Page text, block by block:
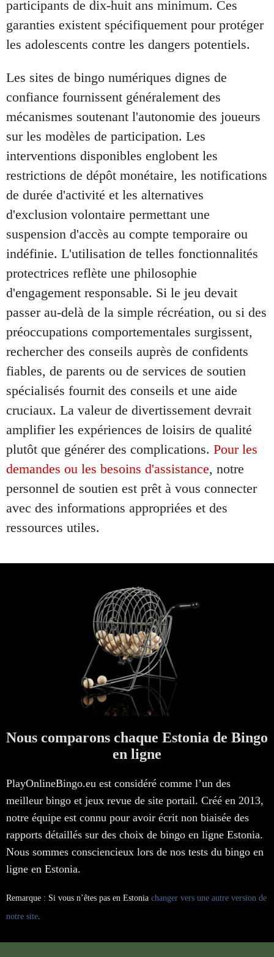
participants de dix-huit ans minimum. Ces
garanties existent spécifiquement pour protéger
les adolescents contre les dangers potentiels.
Les sites de bingo numériques dignes de
confiance fournissent généralement des
mécanismes soutenant l'autonomie des joueurs
sur les modèles de participation. Les
interventions disponibles englobent les
restrictions de dépôt monétaire, les notifications
de durée d'activité et les alternatives
d'exclusion volontaire permettant une
suspension d'accès au compte temporaire ou
indéfinie. L'utilisation de telles fonctionnalités
protectrices reflète une philosophie
d'engagement responsable. Si le jeu devait
passer au-delà de la simple récréation, ou si des
préoccupations comportementales surgissent,
rechercher des conseils auprès de confidents
fiables, de parents ou de services de soutien
spécialisés fournit des conseils et une aide
cruciaux. La valeur de divertissement devrait
amplifier les expériences de loisirs de qualité
plutôt que générer des complications. Pour les
demandes ou les besoins d'assistance, notre
personnel de soutien est prêt à vous connecter
avec des informations appropriées et des
ressources utiles.
Nous comparons chaque Estonia de Bingo
en ligne
PlayOnlineBingo.eu est considéré comme l’un des
meilleur bingo et jeux revue de site portail. Créé en 2013,
notre équipe est connu pour avoir écrit non biaisée des
rapports détaillés sur des choix de bingo en ligne Estonia.
Nous sommes consciencieux lors de nos tests du bingo en
ligne en Estonia.
Remarque : Si vous n’êtes pas en Estonia changer vers une autre version de
notre site.